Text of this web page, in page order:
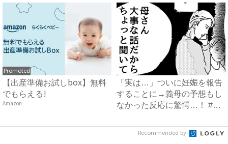
Promoted
【出産準備お試しbox】無料
でもらえる!
Amazon
「実は…」ついに妊娠を報告
することに→義母の予想もし
なかった反応に驚愕…！ #
Recommended by